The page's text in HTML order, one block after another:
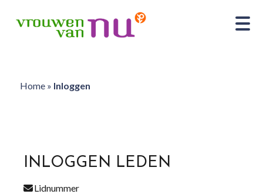
Home» Inloggen
INLOGGEN LEDEN
Lidnummer